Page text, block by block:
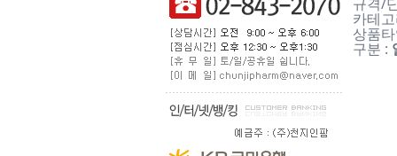
카테
상품
구분 :